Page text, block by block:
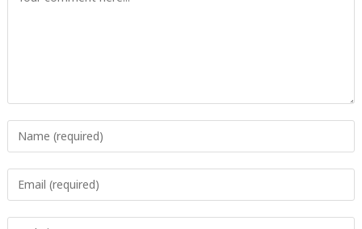
your
username
to
your